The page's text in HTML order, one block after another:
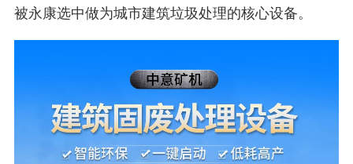
被永康选中做为城市建筑垃圾处理的核心设备。